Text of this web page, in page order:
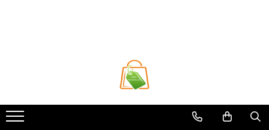
Accesorii Birou si Consumabile
Articole pentru baie